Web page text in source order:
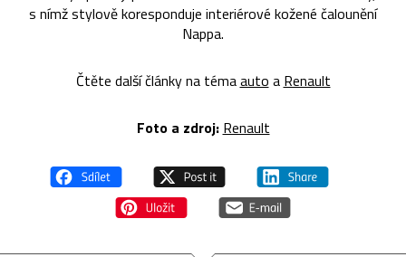
s nímž stylově koresponduje interiérové kožené čalounění
Nappa.
Čtěte další články na témaauto a Renault
Foto a zdroj: Renault